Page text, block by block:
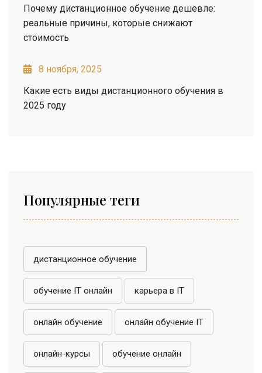
Почему дистанционное обучение дешевле:
реальные причины, которые снижают
стоимость
8 ноября, 2025
Какие есть виды дистанционного обучения в
2025 году
Популярные теги
дистанционное обучение
обучение IT онлайн карьера в IT
онлайн обучение онлайн обучение IT
онлайн-курсы обучение онлайн